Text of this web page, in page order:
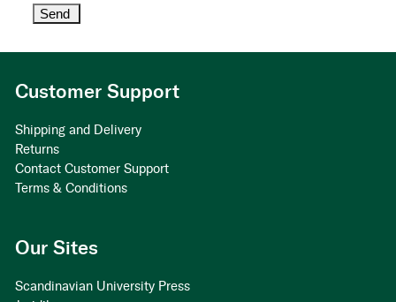
Customer Support
Shipping and Delivery
Returns
Contact Customer Support
Terms & Conditions
Our Sites
Scandinavian University Press